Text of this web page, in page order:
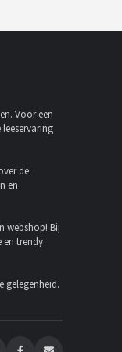
Voor een
de
en
webshop! Bij
en trendy
gelegenheid.